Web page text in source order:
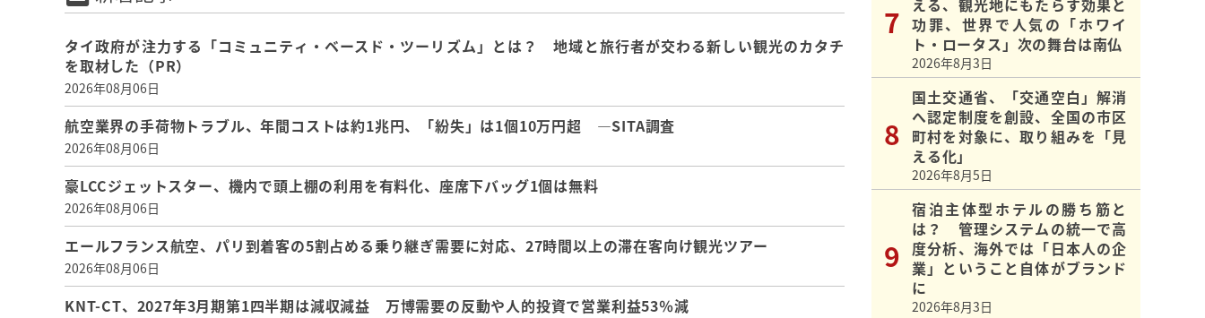
タイ政府が注力する「コミュニティ・ベースド・ツーリズム」とは？ 地域と旅行者が交わる新しい観光のカタチ
を取材した（PR）
2026年08月06日
航空業界の手荷物トラブル、年間コストは約1兆円、「紛失」は1個10万円超 ―SITA調査
2026年08月06日
豪LCCジェットスター、機内で頭上棚の利用を有料化、座席下バッグ1個は無料
2026年08月06日
エールフランス航空、パリ到着客の5割占める乗り継ぎ需要に対応、27時間以上の滞在客向け観光ツアー
2026年08月06日
KNT-CT、2027年3月期第1四半期は減収減益 万博需要の反動や人的投資で営業利益53％減
える、観光地にもたらす効果と
功罪、世界で人気の「ホワイ
ト・ロータス」次の舞台は南仏
2026年8月3日
国土交通省、「交通空白」解消
へ認定制度を創設、全国の市区
町村を対象に、取り組みを「見
える化」
2026年8月5日
宿泊主体型ホテルの勝ち筋と
は？ 管理システムの統一で高
度分析、海外では「日本人の企
業」ということ自体がブランド
に
2026年8月3日